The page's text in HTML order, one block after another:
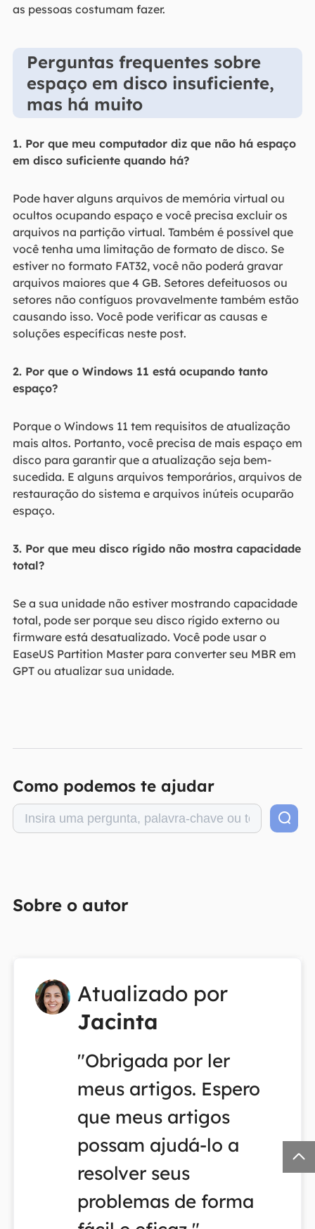
as pessoas costumam fazer.
Perguntas frequentes sobre
espaço em disco insuficiente,
mas há muito
1. Por que meu computador diz que não há espaço
em disco suficiente quando há?
Pode haver alguns arquivos de memória virtual ou
ocultos ocupando espaço e você precisa excluir os
arquivos na partição virtual. Também é possível que
você tenha uma limitação de formato de disco. Se
estiver no formato FAT32, você não poderá gravar
arquivos maiores que 4 GB. Setores defeituosos ou
setores não contíguos provavelmente também estão
causando isso. Você pode verificar as causas e
soluções específicas neste post.
2. Por que o Windows 11 está ocupando tanto
espaço?
Porque o Windows 11 tem requisitos de atualização
mais altos. Portanto, você precisa de mais espaço em
disco para garantir que a atualização seja bem-
sucedida. E alguns arquivos temporários, arquivos de
restauração do sistema e arquivos inúteis ocuparão
espaço.
3. Por que meu disco rígido não mostra capacidade
total?
Se a sua unidade não estiver mostrando capacidade
total, pode ser porque seu disco rígido externo ou
firmware está desatualizado. Você pode usar o
EaseUS Partition Master para converter seu MBR em
GPT ou atualizar sua unidade.
Como podemos te ajudar
Sobre o autor
Atualizado por
Jacinta
"Obrigada por ler
meus artigos. Espero
que meus artigos
possam ajudá-lo a
resolver seus
problemas de forma
